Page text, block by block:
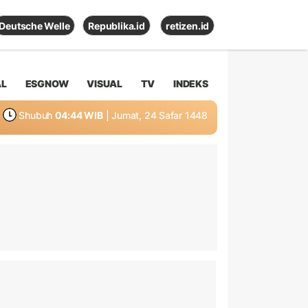
Deutsche Welle Republika.id retizen.id
ESGNOW VISUAL TV INDEKS
Shubuh 04:44 WIB | Jumat, 24 Safar 1448